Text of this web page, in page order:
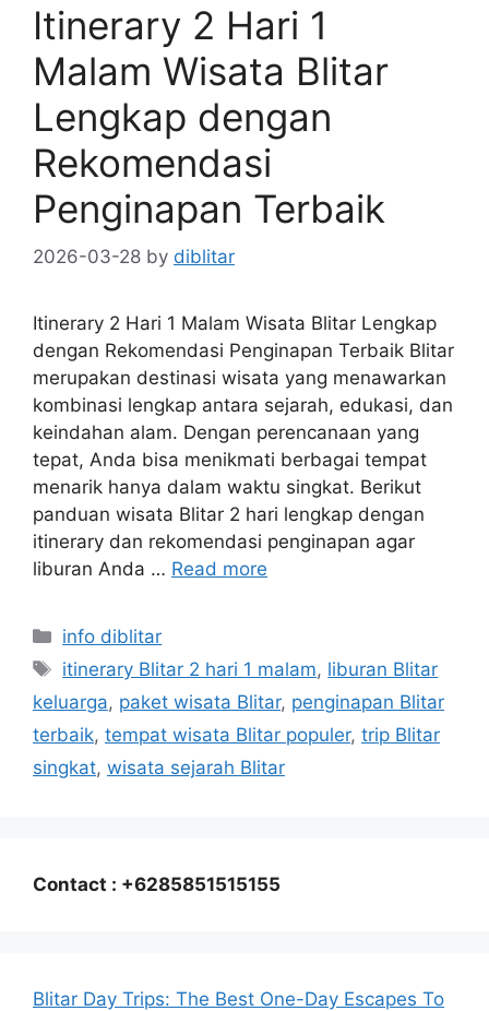
Itinerary 2 Hari 1
Malam Wisata Blitar
Lengkap dengan
Rekomendasi
Penginapan Terbaik
2026-03-28 by diblitar
Itinerary 2 Hari 1 Malam Wisata Blitar Lengkap
dengan Rekomendasi Penginapan Terbaik Blitar
merupakan destinasi wisata yang menawarkan
kombinasi lengkap antara sejarah, edukasi, dan
keindahan alam. Dengan perencanaan yang
tepat, Anda bisa menikmati berbagai tempat
menarik hanya dalam waktu singkat. Berikut
panduan wisata Blitar 2 hari lengkap dengan
itinerary dan rekomendasi penginapan agar
liburan Anda … Read more
Categories
info diblitar
Tags
itinerary Blitar 2 hari 1 malam, liburan Blitar
keluarga, paket wisata Blitar, penginapan Blitar
terbaik, tempat wisata Blitar populer, trip Blitar
singkat, wisata sejarah Blitar
Contact : +6285851515155
Blitar Day Trips: The Best One-Day Escapes To